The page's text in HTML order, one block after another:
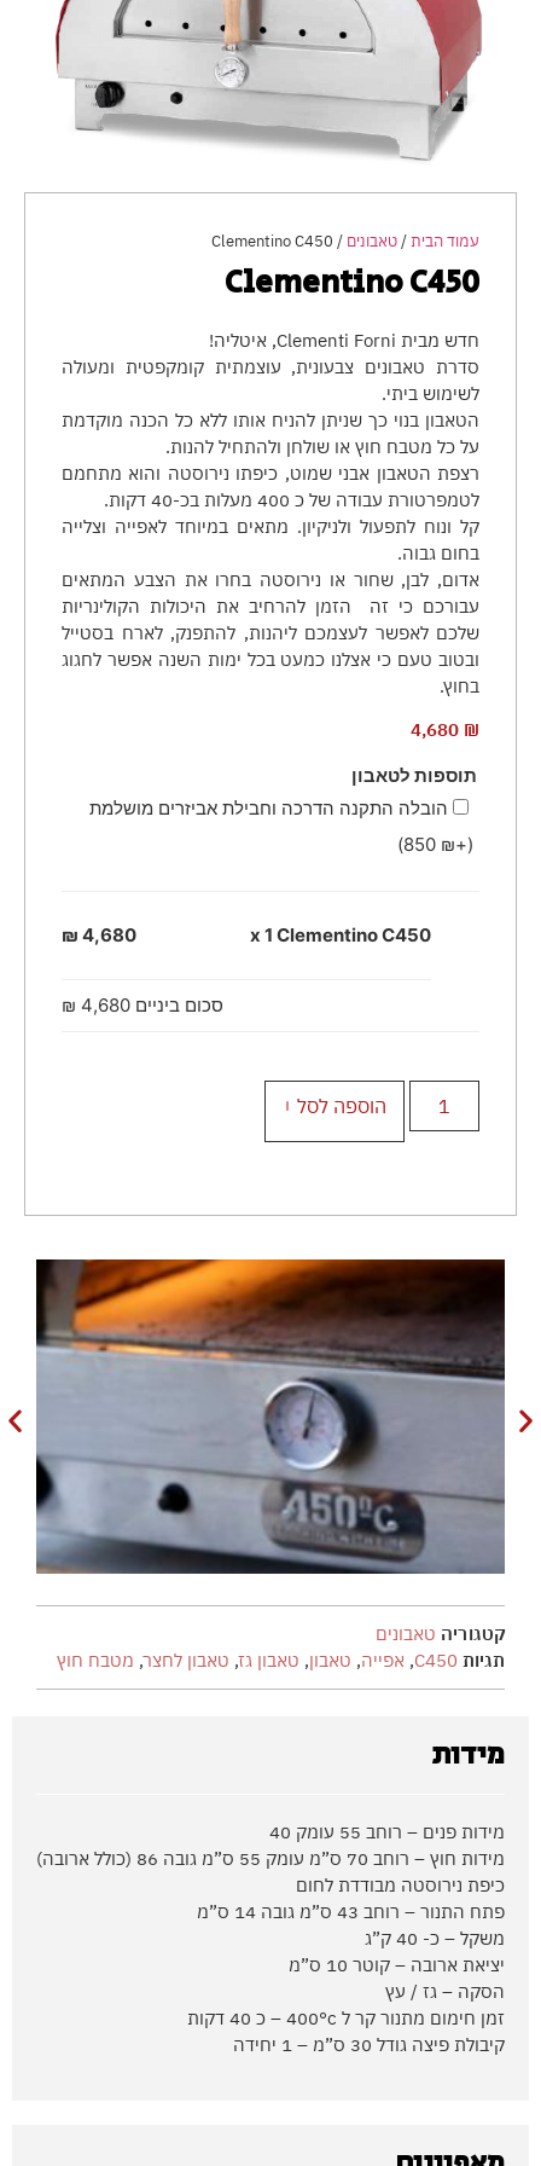
עמוד הבית/טאבונים / Clementino C450
Clementino C450
חדש מבית Clementi Forni, איטליה!
סדרת טאבונים צבעונית, עוצמתית קומקפטית ומעולה
לשימוש ביתי.
הטאבון בנוי כך שניתן להניח אותו ללא כל הכנה מוקדמת
על כל מטבח חוץ או שולחן ולהתחיל להנות.
רצפת הטאבון אבני שמוט, כיפתו נירוסטה והוא מתחמם
לטמפרטורת עבודה של כ 400 מעלות בכ-40 דקות.
קל ונוח לתפעול ולניקיון. מתאים במיוחד לאפייה וצלייה
בחום גבוה.
אדום, לבן, שחור או נירוסטה בחרו את הצבע המתאים
עבורכם כי זה הזמן להרחיב את היכולות הקולינריות
שלכם לאפשר לעצמכם ליהנות, להתפנק, לארח בסטייל
ובטוב טעם כי אצלנו כמעט בכל ימות השנה אפשר לחגוג
בחוץ.
4,680 ₪
תוספות לטאבון
הובלה התקנה הדרכה וחבילת אביזרים מושלמת
(+
850 ₪
)
x 1 Clementino C450
4,680 ₪
סכום ביניים 4,680 ₪
הוספה לסל
קטגוריה טאבונים
תגיות C450
, אפייה, טאבון, טאבון גז, טאבון לחצר, מטבח חוץ
מידות
מידות פנים – רוחב 55 עומק 40
מידות חוץ – רוחב 70 ס”מ עומק 55 ס”מ גובה 86 (כולל ארובה)
כיפת נירוסטה מבודדת לחום
פתח התנור – רוחב 43 ס”מ גובה 14 ס”מ
משקל – כ- 40 ק”ג
יציאת ארובה – קוטר 10 ס”מ
הסקה – גז / עץ
זמן חימום מתנור קר ל 400°c – כ 40 דקות
קיבולת פיצה גודל 30 ס”מ – 1 יחידה